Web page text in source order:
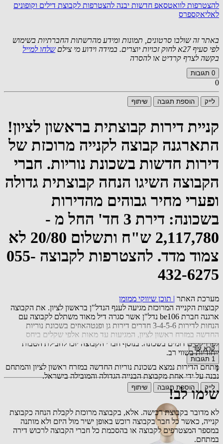
להצטרפות לוואטסאפ חדשות יבנה להצטרפות לקבוצת דילים וקופונים
לאליאקספרס
באתר זה שולבו סרטונים, תמונות ומידע מהרשתות החברתיות בשימוש
לפי סעיף 27א לחוק זכויות יוצרים. במידה וידוע מי צילם
שלחו למייל
בקשה לצרף קרדיט או להסרה
0 תגובות
0
לייק הוספת תגובה שיתוף
קניית דירות קבוצתית בראשון לציון!
התארגנה קבוצה לקנייה מרוכזת של
דירות חדשות בשכונת נוריות. חברי
הקבוצה השיגו הנחה קבוצתית גדולה
ופערי מחיר גבוהים מהדירות
בשכונה: דירת 3 חד' החל מ -
2,117,780 ש"ח ותשלום 20/80 לא
צמוד מדד. להצטרפות לקבוצה 055-
432-6275
מערכת האתר | תוכן שיווקי ממומן
קבוצות הקנייה המרוכזת מגיעה לענף הנדל"ן בראשון לציון. את הקבוצה
ארגנה חברת be106 נדל"ן אשר סגרה דיל מאוד משתלם לקבוצה עם
הנחות לדירות 3-4-5-6 חדרים דירות גן ופנטהאוזים בשכונת נוריות
החדשה במזרח ראשון לציון, המגיעות עד מאות אלפי שקלים ביחס
לפרויקטים דומים בשכונה. בנוסף חברי הקבוצה יזכו לחבילת הטבות
ייחודיות בשווי רב.
מתחם הדירות נמצא בשכונת נוריות החדשה במזרח ראשון לציון והמתחם
נבנה על ידי אחת מקבוצת הבנייה הגדולה והמובילה בישראל.
שימו לב!
לא מדובר בקבוצת רכישה. אלא, בקבוצה מרוכזת לקבלת הנחה כקבוצת
קנייה, כאשר כל חבר בקבוצה רוכש באופן ישיר מול היזם ולא מותנה
במספר המצטרפים לקבוצה או בהסכמת כל חברי הקבוצה לרכוש דירה
במתחם.
קרא עוד
1 תגובות
1
לייק הוספת תגובה שיתוף